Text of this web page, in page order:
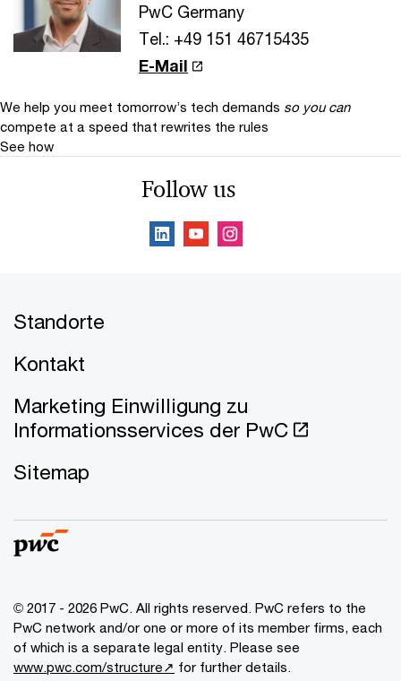
PwC Germany
Tel.: +49 151 46715435
E-Mail
We help you meet tomorrow’s tech demands so you can
compete at a speed that rewrites the rules
See how
Follow us
Standorte
Kontakt
Marketing Einwilligung zu
Informationsservices der PwC
Sitemap
© 2017 - 2026 PwC. All rights reserved. PwC refers to the
PwC network and/or one or more of its member firms, each
of which is a separate legal entity. Please see
www.pwc.com/structure↗ for further details.